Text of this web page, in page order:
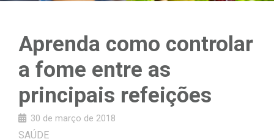
Aprenda como controlar
a fome entre as
principais refeições
30 de março de 2018
SAÚDE